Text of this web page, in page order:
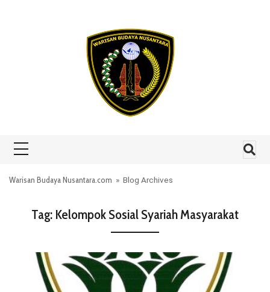
Warisan Budaya Nusantara.com » Blog Archives
Tag: Kelompok Sosial Syariah Masyarakat